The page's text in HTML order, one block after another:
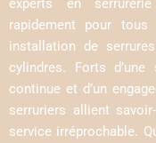
experts en
rapidement pour tous
installation de
cylindres. Forts d’une
continue et d’un
serruriers allient
service irréprochable.